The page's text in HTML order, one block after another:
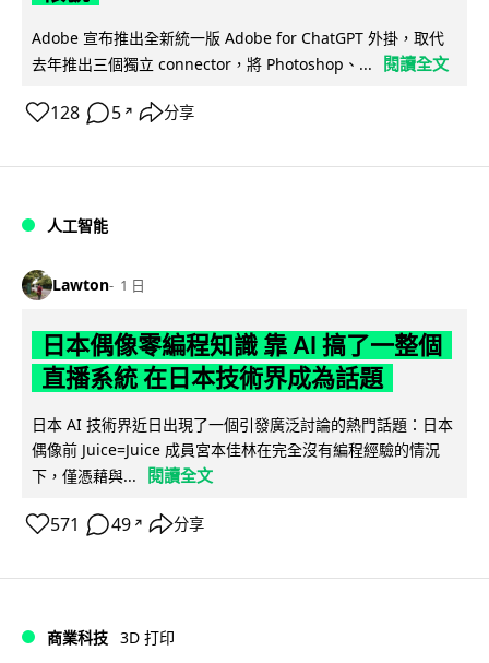
Adobe 宣布推出全新統一版 Adobe for ChatGPT 外掛，取代
去年推出三個獨立 connector，將 Photoshop、...
閱讀全文
128 5 ↗ 分享
人工智能
Lawton 1 日
日本偶像零編程知識 靠 AI 搞了一整個
直播系統 在日本技術界成為話題
日本 AI 技術界近日出現了一個引發廣泛討論的熱門話題：日本
偶像前 Juice=Juice 成員宮本佳林在完全沒有編程經驗的情況
下，僅憑藉與...
閱讀全文
571 49 ↗ 分享
商業科技 3D 打印